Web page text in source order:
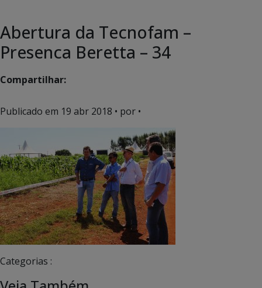
Abertura da Tecnofam –
Presenca Beretta – 34
Compartilhar:
Publicado em 19 abr 2018 • por •
Categorias :